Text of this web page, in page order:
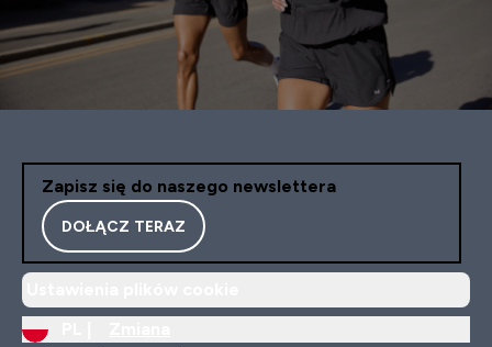
Zapisz się do naszego newslettera
DOŁĄCZ TERAZ